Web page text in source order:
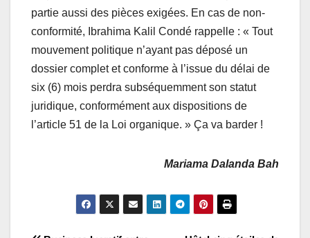
partie aussi des pièces exigées. En cas de non-
conformité, Ibrahima Kalil Condé rappelle : « Tout
mouvement politique n’ayant pas déposé un
dossier complet et conforme à l’issue du délai de
six (6) mois perdra subséquemment son statut
juridique, conformément aux dispositions de
l’article 51 de la Loi organique. » Ça va barder !
Mariama Dalanda Bah